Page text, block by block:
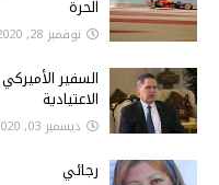
الحرة
نوفمبر 28, 2020
السفير
الاعتيادية
ديسمبر 03, 2020
رجائي